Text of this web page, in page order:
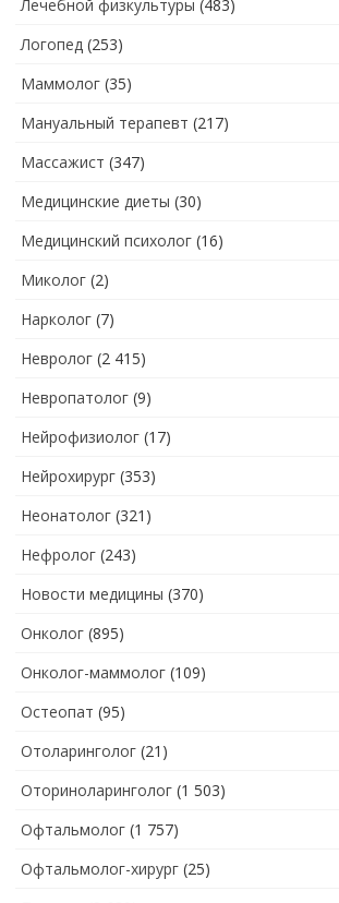
Лечебной физкультуры (483)
Логопед (253)
Маммолог (35)
Мануальный терапевт (217)
Массажист (347)
Медицинские диеты (30)
Медицинский психолог (16)
Миколог (2)
Нарколог (7)
Невролог (2 415)
Невропатолог (9)
Нейрофизиолог (17)
Нейрохирург (353)
Неонатолог (321)
Нефролог (243)
Новости медицины (370)
Онколог (895)
Онколог-маммолог (109)
Остеопат (95)
Отоларинголог (21)
Оториноларинголог (1 503)
Офтальмолог (1 757)
Офтальмолог-хирург (25)